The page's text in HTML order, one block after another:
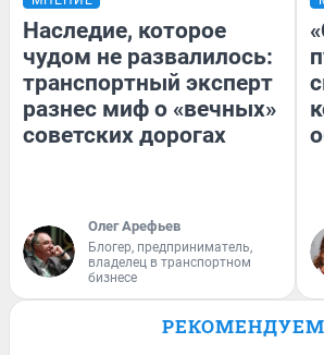
Наследие, которое
чудом не развалилось:
транспортный эксперт
разнес миф о «вечных»
советских дорогах
Олег Арефьев
Блогер, предприниматель,
владелец в транспортном
бизнесе
РЕКОМЕНДУЕМ